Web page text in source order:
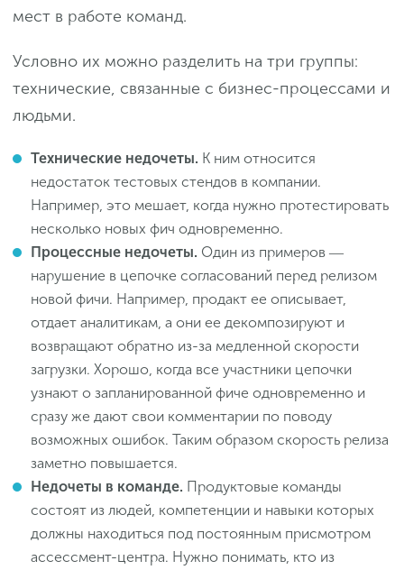
мест в работе команд.
Условно их можно разделить на три группы:
технические, связанные с бизнес-процессами и
людьми.
Технические недочеты. К ним относится
недостаток тестовых стендов в компании.
Например, это мешает, когда нужно протестировать
несколько новых фич одновременно.
Процессные недочеты. Один из примеров ―
нарушение в цепочке согласований перед релизом
новой фичи. Например, продакт ее описывает,
отдает аналитикам, а они ее декомпозируют и
возвращают обратно из-за медленной скорости
загрузки. Хорошо, когда все участники цепочки
узнают о запланированной фиче одновременно и
сразу же дают свои комментарии по поводу
возможных ошибок. Таким образом скорость релиза
заметно повышается.
Недочеты в команде. Продуктовые команды
состоят из людей, компетенции и навыки которых
должны находиться под постоянным присмотром
ассессмент-центра. Нужно понимать, кто из